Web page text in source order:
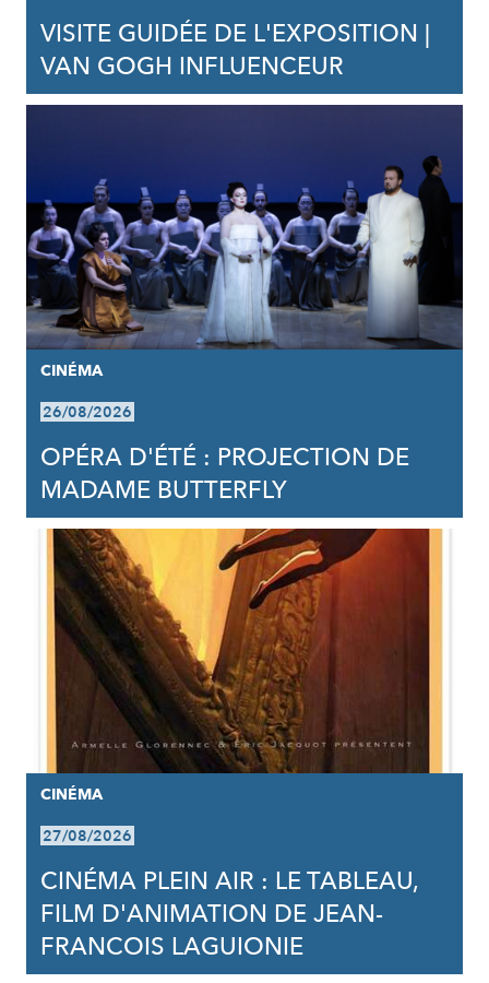
VISITE GUIDÉE DE L'EXPOSITION |
VAN GOGH INFLUENCEUR
CINÉMA
26/08/2026
OPÉRA D'ÉTÉ : PROJECTION DE
MADAME BUTTERFLY
CINÉMA
27/08/2026
CINÉMA PLEIN AIR : LE TABLEAU,
FILM D'ANIMATION DE JEAN-
FRANCOIS LAGUIONIE